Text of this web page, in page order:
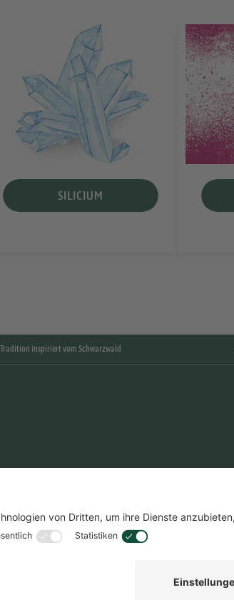
SILICIUM
inspiriert vom Schwarzwald